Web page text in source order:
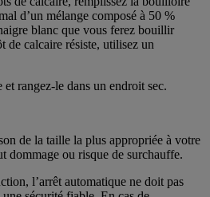
d’un mélange composé à 50 %
blanc que vous ferez bouillir
de calcaire résiste, utilisez un
et rangez-le dans un endroit sec.
de la taille la plus appropriée à votre
dommage ou risque de surchauffe.
l’arrêt automatique ne doit pas